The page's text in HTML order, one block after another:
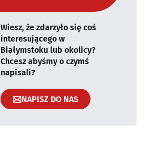
Wiesz, że zdarzyło się coś
interesującego w
Białymstoku lub okolicy?
Chcesz abyśmy o czymś
napisali?
NAPISZ DO NAS